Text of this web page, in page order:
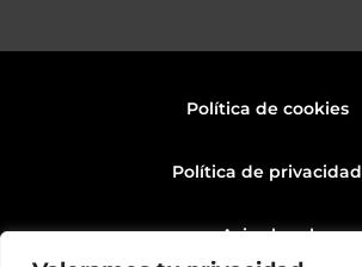
Política de cookies
Política de privacidad
Aviso legal